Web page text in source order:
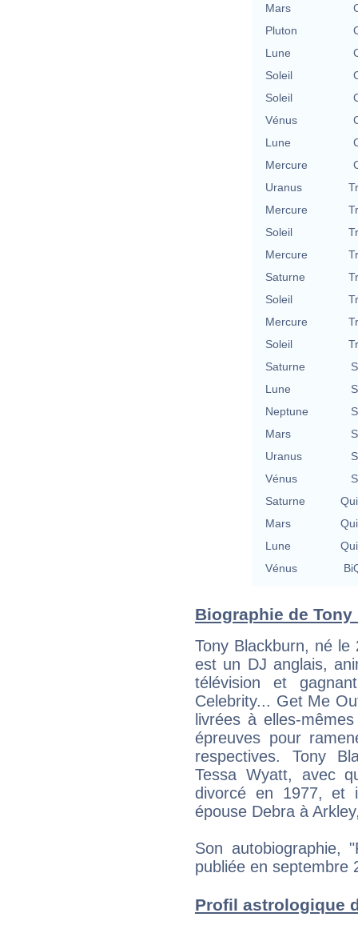
Mars
Pluton
Lune
Soleil
Soleil
Vénus
Lune
Mercure
Uranus
Mercure
Soleil
Mercure
Saturne
Soleil
Mercure
Soleil
Saturne
Lune
Neptune
Mars
Uranus
Vénus
Saturne
Mars
Lune
Vénus
Biographie de
Tony Blackburn, né
est un DJ anglais,
télévision et
Celebrity... Get Me
livrées à elles-
épreuves pour
respectives. Tony
Tessa Wyatt, avec
divorcé en 1977, et
épouse Debra à
Son autobiographie,
publiée en septembre
Profil astrologique